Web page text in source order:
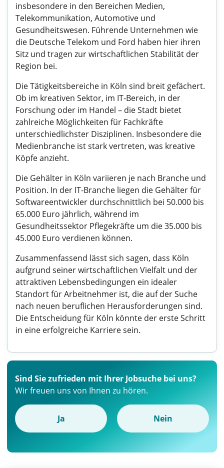
insbesondere in den Bereichen Medien,
Telekommunikation, Automotive und
Gesundheitswesen. Führende Unternehmen wie
die Deutsche Telekom und Ford haben hier ihren
Sitz und tragen zur wirtschaftlichen Stabilität der
Region bei.
Die Tätigkeitsbereiche in Köln sind breit gefächert.
Ob im kreativen Sektor, im IT-Bereich, in der
Forschung oder im Handel – die Stadt bietet
zahlreiche Möglichkeiten für Fachkräfte
unterschiedlichster Disziplinen. Insbesondere die
Medienbranche ist stark vertreten, was kreative
Köpfe anzieht.
Die Gehälter in Köln variieren je nach Branche und
Position. In der IT-Branche liegen die Gehälter für
Softwareentwickler durchschnittlich bei 50.000 bis
65.000 Euro jährlich, während im
Gesundheitssektor Pflegekräfte um die 35.000 bis
45.000 Euro verdienen können.
Zusammenfassend lässt sich sagen, dass Köln
aufgrund seiner wirtschaftlichen Vielfalt und der
attraktiven Lebensbedingungen ein idealer
Standort für Arbeitnehmer ist, die auf der Suche
nach neuen beruflichen Herausforderungen sind.
Die Entscheidung für Köln könnte der erste Schritt
in eine erfolgreiche Karriere sein.
Sind Sie zufrieden mit Ihrer Jobsuche bei uns?
Wir freuen uns von Ihnen zu hören.
Ja Nein